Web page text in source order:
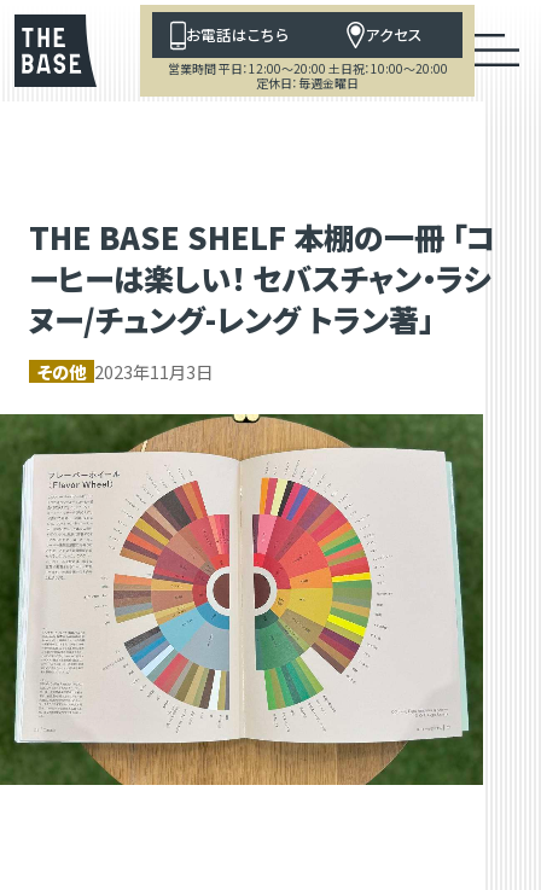
お電話はこちら アクセス
営業時間 平日：12:00～20:00 土日祝：10:00～20:00
定休日：毎週金曜日
THE BASE SHELF 本棚の一冊 「コ
ーヒーは楽しい！ セバスチャン・ラシ
ヌー/チュング-レング トラン著」
その他 2023年11月3日